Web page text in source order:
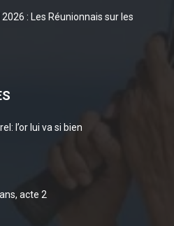
2026 : Les Réunionnais sur les
l’or lui va si bien
acte 2